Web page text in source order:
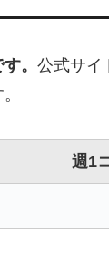
。 公式サイ
週1